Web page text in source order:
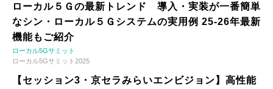
ローカル５Ｇの最新トレンド 導入・実装が一番簡単
なシン・ローカル５Ｇシステムの実用例 25-26年最新
機能もご紹介
ローカル5Gサミット
ローカル5Gサミット2025
【セッション3・京セラみらいエンビジョン】高性能